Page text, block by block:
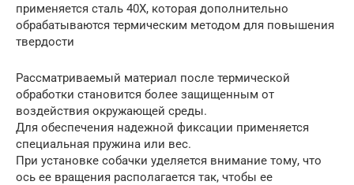
применяется сталь 40Х, которая дополнительно
обрабатываются термическим методом для повышения
твердости
Рассматриваемый материал после термической
обработки становится более защищенным от
воздействия окружающей среды.
Для обеспечения надежной фиксации применяется
специальная пружина или вес.
При установке собачки уделяется внимание тому, что
ось ее вращения располагается так, чтобы ее